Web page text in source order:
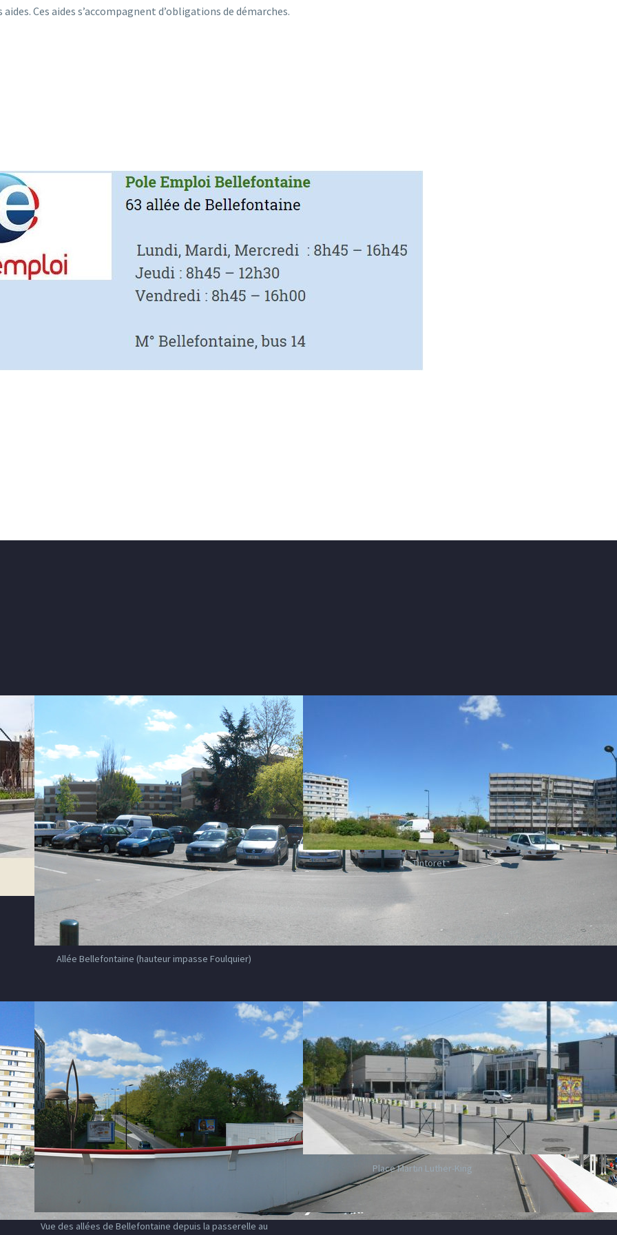
Ces aides s’accompagnent d’obligations de démarches.
Allée Bellefontaine (hauteur impasse Foulquier)
Le Tintoret
Vue des allées de Bellefontaine depuis la passerelle au
Place Martin Luther-King